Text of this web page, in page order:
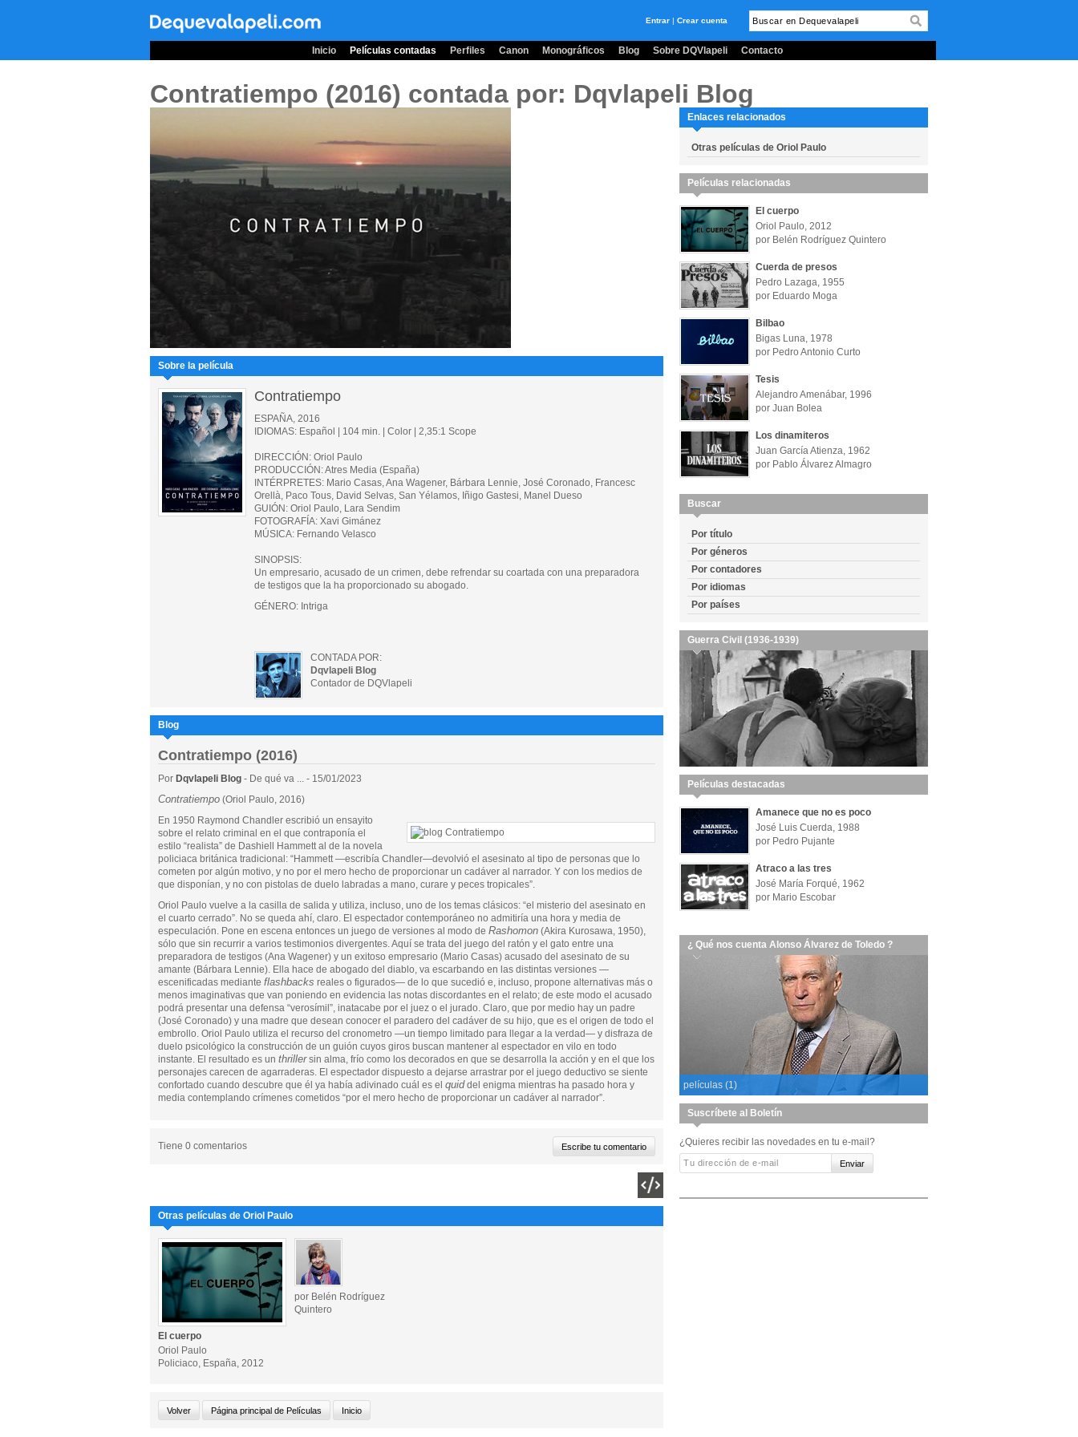
Entrar | Crear cuenta
Inicio Películas contadas Perfiles Canon Monográficos Blog Sobre DQVlapeli Contacto
Contratiempo (2016) contada por: Dqvlapeli Blog
Sobre la película
Contratiempo
ESPAÑA, 2016
IDIOMAS: Español | 104 min. | Color | 2,35:1 Scope
DIRECCIÓN: Oriol Paulo
PRODUCCIÓN: Atres Media (España)
INTÉRPRETES: Mario Casas, Ana Wagener, Bárbara Lennie, José Coronado, Francesc
Orellà, Paco Tous, David Selvas, San Yélamos, Iñigo Gastesi, Manel Dueso
GUIÓN: Oriol Paulo, Lara Sendim
FOTOGRAFÍA: Xavi Gimánez
MÚSICA: Fernando Velasco
SINOPSIS:
Un empresario, acusado de un crimen, debe refrendar su coartada con una preparadora
de testigos que la ha proporcionado su abogado.
GÉNERO: Intriga
CONTADA POR:
Dqvlapeli Blog
Contador de DQVlapeli
Blog
Contratiempo (2016)
Por Dqvlapeli Blog - De qué va ... - 15/01/2023
Contratiempo (Oriol Paulo, 2016)
En 1950 Raymond Chandler escribió un ensayito
sobre el relato criminal en el que contraponía el
estilo “realista” de Dashiell Hammett al de la novela
policiaca británica tradicional: “Hammett —escribía Chandler—devolvió el asesinato al tipo de personas que lo
cometen por algún motivo, y no por el mero hecho de proporcionar un cadáver al narrador. Y con los medios de
que disponían, y no con pistolas de duelo labradas a mano, curare y peces tropicales”.
Oriol Paulo vuelve a la casilla de salida y utiliza, incluso, uno de los temas clásicos: “el misterio del asesinato en
el cuarto cerrado”. No se queda ahí, claro. El espectador contemporáneo no admitiría una hora y media de
especulación. Pone en escena entonces un juego de versiones al modo de Rashomon (Akira Kurosawa, 1950),
sólo que sin recurrir a varios testimonios divergentes. Aquí se trata del juego del ratón y el gato entre una
preparadora de testigos (Ana Wagener) y un exitoso empresario (Mario Casas) acusado del asesinato de su
amante (Bárbara Lennie). Ella hace de abogado del diablo, va escarbando en las distintas versiones —
escenificadas mediante flashbacks reales o figurados— de lo que sucedió e, incluso, propone alternativas más o
menos imaginativas que van poniendo en evidencia las notas discordantes en el relato; de este modo el acusado
podrá presentar una defensa “verosímil”, inatacabe por el juez o el jurado. Claro, que por medio hay un padre
(José Coronado) y una madre que desean conocer el paradero del cadáver de su hijo, que es el origen de todo el
embrollo. Oriol Paulo utiliza el recurso del cronometro —un tiempo limitado para llegar a la verdad— y disfraza de
duelo psicológico la construcción de un guión cuyos giros buscan mantener al espectador en vilo en todo
instante. El resultado es un thrillersin alma, frío como los decorados en que se desarrolla la acción y en el que los
personajes carecen de agarraderas. El espectador dispuesto a dejarse arrastrar por el juego deductivo se siente
confortado cuando descubre que él ya había adivinado cuál es el quiddel enigma mientras ha pasado hora y
media contemplando crímenes cometidos “por el mero hecho de proporcionar un cadáver al narrador”.
Tiene 0 comentarios
Otras películas de Oriol Paulo
por Belén Rodríguez
Quintero
El cuerpo
Oriol Paulo
Policiaco, España, 2012
Enlaces relacionados
Otras películas de Oriol Paulo
Películas relacionadas
El cuerpo
Oriol Paulo, 2012
por Belén Rodríguez Quintero
Cuerda de presos
Pedro Lazaga, 1955
por Eduardo Moga
Bilbao
Bigas Luna, 1978
por Pedro Antonio Curto
Tesis
Alejandro Amenábar, 1996
por Juan Bolea
Los dinamiteros
Juan García Atienza, 1962
por Pablo Álvarez Almagro
Buscar
Por título
Por géneros
Por contadores
Por idiomas
Por países
Guerra Civil (1936-1939)
Películas destacadas
Amanece que no es poco
José Luis Cuerda, 1988
por Pedro Pujante
Atraco a las tres
José María Forqué, 1962
por Mario Escobar
¿ Qué nos cuenta Alonso Álvarez de Toledo ?
películas (1)
Suscríbete al Boletín
¿Quieres recibir las novedades en tu e-mail?